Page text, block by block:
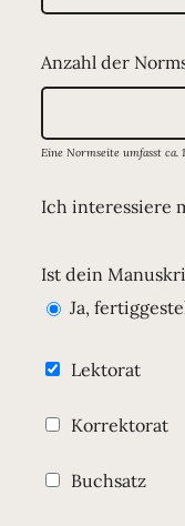
Anzahl der
Eine Normseite umfasst ca.
Ich interessiere
Ist dein
Ja,
Lektorat
Korrektorat
Buchsatz